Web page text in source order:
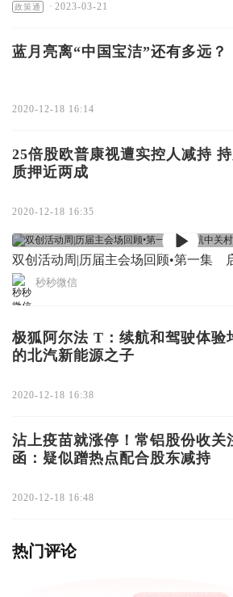
政策通 · 2023-03-21
蓝月亮离“中国宝洁”还有多远？
2020-12-18 16:14
25倍股欧普康视遭实控人减持
质押近两成
2020-12-18 16:35
双创活动周|历届主会场回顾•第一集
秒秒微信
极狐阿尔法 T：续航和驾驶体验
的北汽新能源之子
2020-12-18 16:38
沾上疫苗就涨停！常铝股份收关
函：疑似蹭热点配合股东减持
2020-12-18 16:48
热门评论